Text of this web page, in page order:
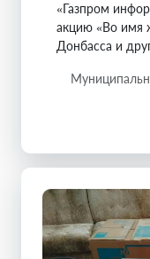
«Газпром
акцию «Во имя
Донбасса и